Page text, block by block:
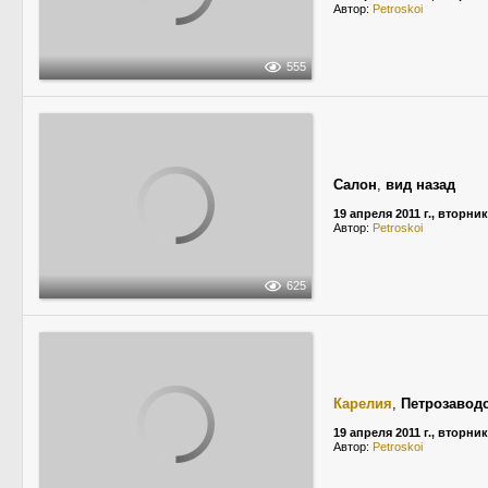
555
Автор: Petroskoi
625
Салон, вид назад
19 апреля 2011 г., вторник
Автор: Petroskoi
Карелия,
19 апреля 2011 г., вторник
Автор: Petroskoi